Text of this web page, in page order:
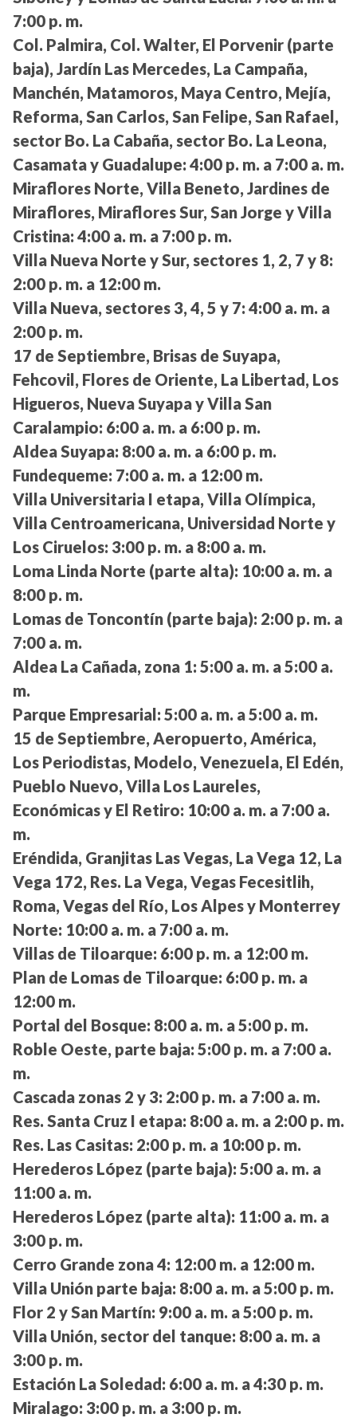
7:00 p. m.
Col. Palmira, Col. Walter, El Porvenir (parte
baja), Jardín Las Mercedes, La Campaña,
Manchén, Matamoros, Maya Centro, Mejía,
Reforma, San Carlos, San Felipe, San Rafael,
sector Bo. La Cabaña, sector Bo. La Leona,
Casamata y Guadalupe: 4:00 p. m. a 7:00 a. m.
Miraflores Norte, Villa Beneto, Jardines de
Miraflores, Miraflores Sur, San Jorge y Villa
Cristina: 4:00 a. m. a 7:00 p. m.
Villa Nueva Norte y Sur, sectores 1, 2, 7 y 8:
2:00 p. m. a 12:00 m.
Villa Nueva, sectores 3, 4, 5 y 7: 4:00 a. m. a
2:00 p. m.
17 de Septiembre, Brisas de Suyapa,
Fehcovil, Flores de Oriente, La Libertad, Los
Higueros, Nueva Suyapa y Villa San
Caralampio: 6:00 a. m. a 6:00 p. m.
Aldea Suyapa: 8:00 a. m. a 6:00 p. m.
Fundequeme: 7:00 a. m. a 12:00 m.
Villa Universitaria I etapa, Villa Olímpica,
Villa Centroamericana, Universidad Norte y
Los Ciruelos: 3:00 p. m. a 8:00 a. m.
Loma Linda Norte (parte alta): 10:00 a. m. a
8:00 p. m.
Lomas de Toncontín (parte baja): 2:00 p. m. a
7:00 a. m.
Aldea La Cañada, zona 1: 5:00 a. m. a 5:00 a.
m.
Parque Empresarial: 5:00 a. m. a 5:00 a. m.
15 de Septiembre, Aeropuerto, América,
Los Periodistas, Modelo, Venezuela, El Edén,
Pueblo Nuevo, Villa Los Laureles,
Económicas y El Retiro: 10:00 a. m. a 7:00 a.
m.
Eréndida, Granjitas Las Vegas, La Vega 12, La
Vega 172, Res. La Vega, Vegas Fecesitlih,
Roma, Vegas del Río, Los Alpes y Monterrey
Norte: 10:00 a. m. a 7:00 a. m.
Villas de Tiloarque: 6:00 p. m. a 12:00 m.
Plan de Lomas de Tiloarque: 6:00 p. m. a
12:00 m.
Portal del Bosque: 8:00 a. m. a 5:00 p. m.
Roble Oeste, parte baja: 5:00 p. m. a 7:00 a.
m.
Cascada zonas 2 y 3: 2:00 p. m. a 7:00 a. m.
Res. Santa Cruz I etapa: 8:00 a. m. a 2:00 p. m.
Res. Las Casitas: 2:00 p. m. a 10:00 p. m.
Herederos López (parte baja): 5:00 a. m. a
11:00 a. m.
Herederos López (parte alta): 11:00 a. m. a
3:00 p. m.
Cerro Grande zona 4: 12:00 m. a 12:00 m.
Villa Unión parte baja: 8:00 a. m. a 5:00 p. m.
Flor 2 y San Martín: 9:00 a. m. a 5:00 p. m.
Villa Unión, sector del tanque: 8:00 a. m. a
3:00 p. m.
Estación La Soledad: 6:00 a. m. a 4:30 p. m.
Miralago: 3:00 p. m. a 3:00 p. m.